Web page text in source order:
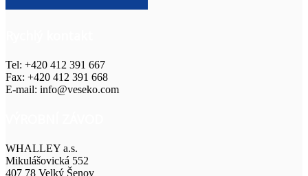
Tel: +420 412 391 667
Fax: +420 412 391 668
E-mail: info@veseko.com
WHALLEY a.s.
Mikulášovická 552
407 78 Velký Šenov